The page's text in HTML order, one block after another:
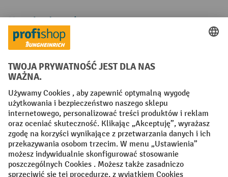
Metody płatności
Creditcard (Master)Creditcard (Visa)
Factura Przedpłata
Sieci społecznościowe
Facebook
YouTube
LinkedIn
Instagram
Regulamin Impressum PL